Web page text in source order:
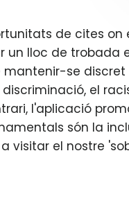
de cites
lloc de trobada
mantenir-se
el
l'aplicació
són la
visitar el nostre